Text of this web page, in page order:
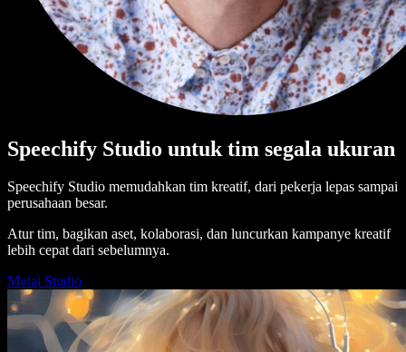
Speechify Studio untuk tim segala ukuran
Speechify Studio memudahkan tim kreatif, dari pekerja lepas sampai
perusahaan besar.
Atur tim, bagikan aset, kolaborasi, dan luncurkan kampanye kreatif
lebih cepat dari sebelumnya.
Mulai Studio